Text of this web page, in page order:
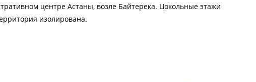
центре Астаны, возле Байтерека. Цокольные этажи
изолирована.